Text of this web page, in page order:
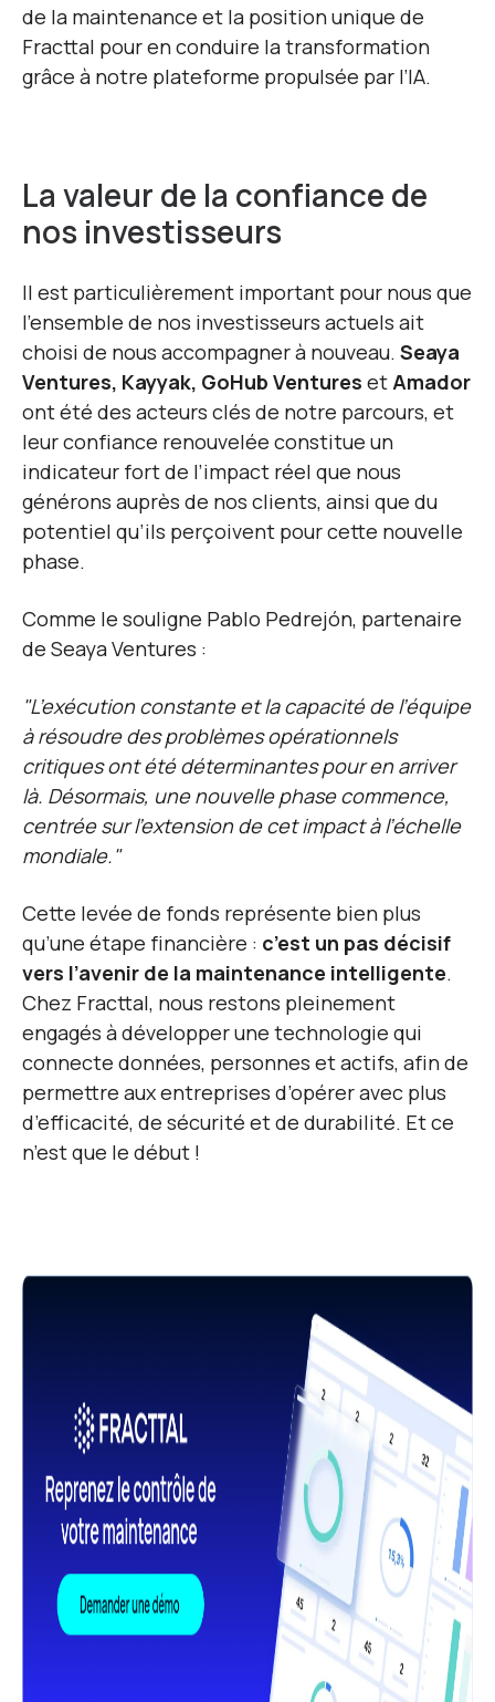
de la maintenance et la position unique de
Fracttal pour en conduire la transformation
grâce à notre plateforme propulsée par l’IA.
La valeur de la confiance de
nos investisseurs
Il est particulièrement important pour nous que
l’ensemble de nos investisseurs actuels ait
choisi de nous accompagner à nouveau. Seaya
Ventures, Kayyak, GoHub Ventures et Amador
ont été des acteurs clés de notre parcours, et
leur confiance renouvelée constitue un
indicateur fort de l’impact réel que nous
générons auprès de nos clients, ainsi que du
potentiel qu’ils perçoivent pour cette nouvelle
phase.
Comme le souligne Pablo Pedrejón, partenaire
de Seaya Ventures :
"L’exécution constante et la capacité de l’équipe
à résoudre des problèmes opérationnels
critiques ont été déterminantes pour en arriver
là. Désormais, une nouvelle phase commence,
centrée sur l’extension de cet impact à l’échelle
mondiale."
Cette levée de fonds représente bien plus
qu’une étape financière : c’est un pas décisif
vers l’avenir de la maintenance intelligente.
Chez Fracttal, nous restons pleinement
engagés à développer une technologie qui
connecte données, personnes et actifs, afin de
permettre aux entreprises d’opérer avec plus
d’efficacité, de sécurité et de durabilité. Et ce
n’est que le début !